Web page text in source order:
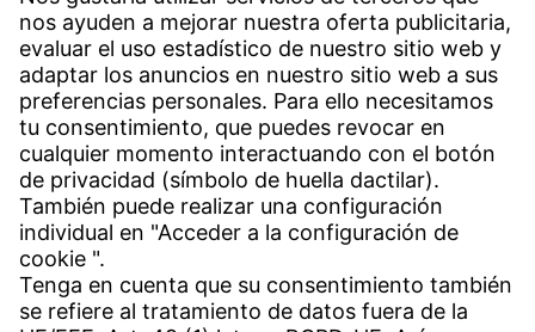
Teléfono recepción:
+34 949 325 200(24 horas)
Contacto
Sedes en todo el mundo
Contacto